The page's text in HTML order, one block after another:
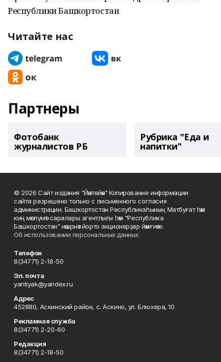
Республики Башкортостан
Читайте нас
Партнеры
Фотобанк
журналистов РБ
Рубрика "Еда и
напитки"
© 2026 Сайт издания "Йәнтөйәк" Копирование информации
сайта разрешено только с письменного согласия
администрации. Башҡортостан Республикаһының Матбуғат һәм
киң мәғлүмәт саралары агентлығы һәм "Республика
Башкортостан" нәшриәт йорто акционерҙар йәмғиәте.
Об использовании персональных данных
Телефон
8(34771) 2-18-50
Эл. почта
yantiyak@yandex.ru
Адрес
452880, Аскинский район, с. Аскино, ул. Блюхера, 10
Рекламная служба
8(34771) 2-20-60
Редакция
8(34771) 2-18-50